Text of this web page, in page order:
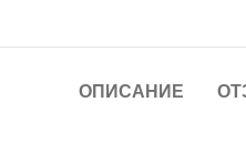
ОПИСАНИЕ